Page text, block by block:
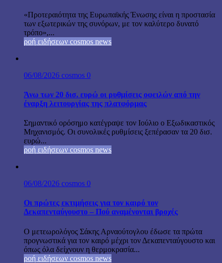
«Προτεραιότητα της Ευρωπαϊκής Ένωσης είναι η προστασία
των εξωτερικών της συνόρων, με τον καλύτερο δυνατό
τρόπο»,...
ροή ειδήσεων cosmos news
06/08/2026 cosmos 0
Άνω των 20 δισ. ευρώ οι ρυθμίσεις οφειλών από την
έναρξη λειτουργίας της πλατφόρμας
Σημαντικό ορόσημο κατέγραψε τον Ιούλιο ο Εξωδικαστικός
Μηχανισμός. Οι συνολικές ρυθμίσεις ξεπέρασαν τα 20 δισ.
ευρώ...
ροή ειδήσεων cosmos news
06/08/2026 cosmos 0
Οι πρώτες εκτιμήσεις για τον καιρό τον
Δεκαπενταύγουστο – Πού αναμένονται βροχές
Ο μετεωρολόγος Σάκης Αρναούτογλου έδωσε τα πρώτα
προγνωστικά για τον καιρό μέχρι τον Δεκαπενταύγουστο και
όπως όλα δείχνουν η θερμοκρασία...
ροή ειδήσεων cosmos news